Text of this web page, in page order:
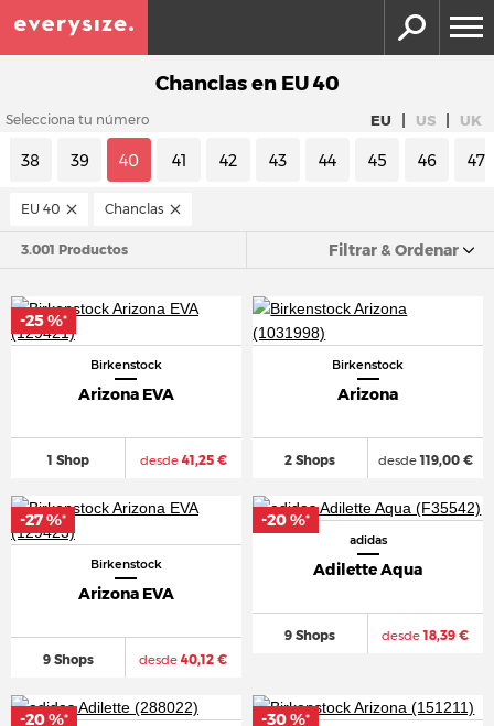
Chanclas en EU 40
Selecciona tu número EU | US | UK
38 39 40 41 42 43 44 45 46 47
EU 40 Chanclas
3.001 Productos Filtrar & Ordenar
Birkenstock
Arizona EVA
1 Shop desde41,25 €
-25 %*
Birkenstock
Arizona
2 Shops desde119,00 €
Birkenstock
Arizona EVA
9 Shops desde 40,12 €
-27 %*
adidas
Adilette Aqua
9 Shops desde18,39 €
-20 %*
-20 %* -30 %*